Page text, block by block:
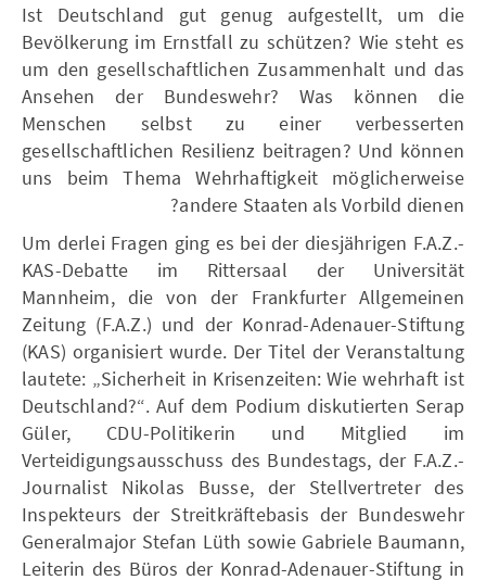
Ist Deutschland gut genug aufgestellt, um die
Bevölkerung im Ernstfall zu schützen? Wie steht es
um den gesellschaftlichen Zusammenhalt und das
Ansehen der Bundeswehr? Was können die
Menschen selbst zu einer verbesserten
gesellschaftlichen Resilienz beitragen? Und können
uns beim Thema Wehrhaftigkeit möglicherweise
andere Staaten als Vorbild dienen?
Um derlei Fragen ging es bei der diesjährigen F.A.Z.-
KAS-Debatte im Rittersaal der Universität
Mannheim, die von der Frankfurter Allgemeinen
Zeitung (F.A.Z.) und der Konrad-Adenauer-Stiftung
(KAS) organisiert wurde. Der Titel der Veranstaltung
lautete: „Sicherheit in Krisenzeiten: Wie wehrhaft ist
Deutschland?“. Auf dem Podium diskutierten Serap
Güler, CDU-Politikerin und Mitglied im
Verteidigungsausschuss des Bundestags, der F.A.Z.-
Journalist Nikolas Busse, der Stellvertreter des
Inspekteurs der Streitkräftebasis der Bundeswehr
Generalmajor Stefan Lüth sowie Gabriele Baumann,
Leiterin des Büros der Konrad-Adenauer-Stiftung in